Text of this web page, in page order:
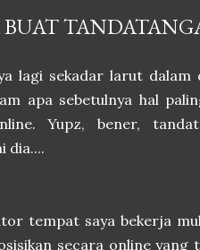
BUAT
lagi sekadar larut
apa sebetulnya hal
Yupz, bener,
dia....
tempat saya bekerja
secara online yang